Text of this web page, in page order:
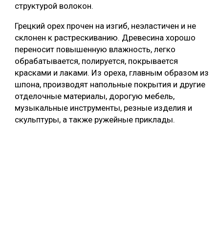
структурой волокон.
Грецкий орех прочен на изгиб, неэластичен и не
склонен к растрескиванию. Древесина хорошо
переносит повышенную влажность, легко
обрабатывается, полируется, покрывается
красками и лаками. Из ореха, главным образом из
шпона, производят напольные покрытия и другие
отделочные материалы, дорогую мебель,
музыкальные инструменты, резные изделия и
скульптуры, а также ружейные приклады.